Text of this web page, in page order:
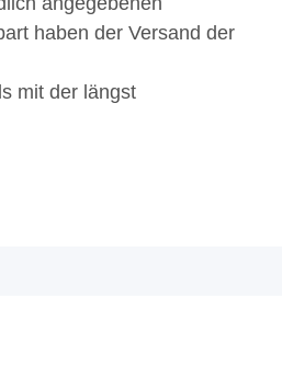
haben der Versand der
mit der längst